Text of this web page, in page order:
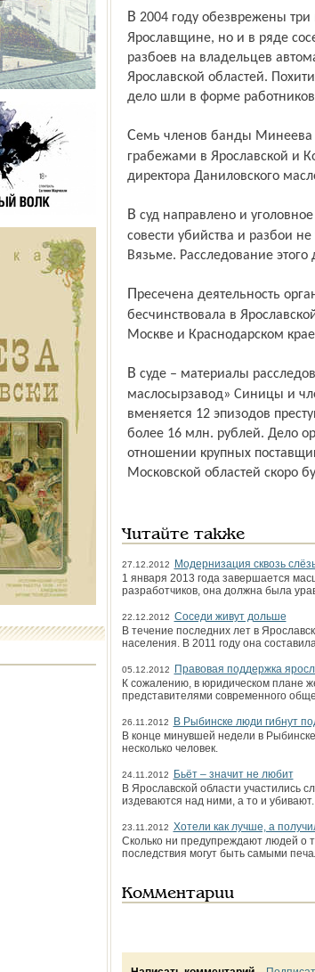
В 2004 году обезврежены три межрегиональные банды, действовавшие не только на
Ярославщине, но и в ряде
разбоев на владельцев
Ярославской областей.
дело шли в форме
Семь членов банды Минеева не брезговали убийствами, похищением, разбоями и
грабежами в Ярославской и
директора Даниловского
В суд направлено и уголовное дело участников цыганской банды Садкевича. На их
совести убийства и разбои
Вязьме. Расследование
Пресечена деятельность организованной преступной группировки Грабалова. ОПГ
бесчинствовала в
Москве и Краснодарском
В суде – материалы расследования в отношении гендиректора ЗАО «Пошехонский
маслосырзавод» Синицы и
вменяется 12 эпизодов
более 16 млн. рублей. Дело
отношении крупных
Московской областей скоро
Читайте также
27.12.2012
Модернизация сквозь
1 января 2013 года завершается
разработчиков, она должна была
22.12.2012 Соседи живут дольше
В течение последних лет в
населения. В 2011 году она
05.12.2012
Правовая поддержка
К сожалению, в юридическом плане
представителями современного
26.11.2012
В Рыбинске люди гибнут
В конце минувшей недели в
несколько человек.
24.11.2012
Бьёт – значит не любит
В Ярославской области участились
издеваются над ними, а то и убивают.
23.11.2012 Хотели как лучше, а
Сколько ни предупреждают людей о
последствия могут быть самыми
Комментарии